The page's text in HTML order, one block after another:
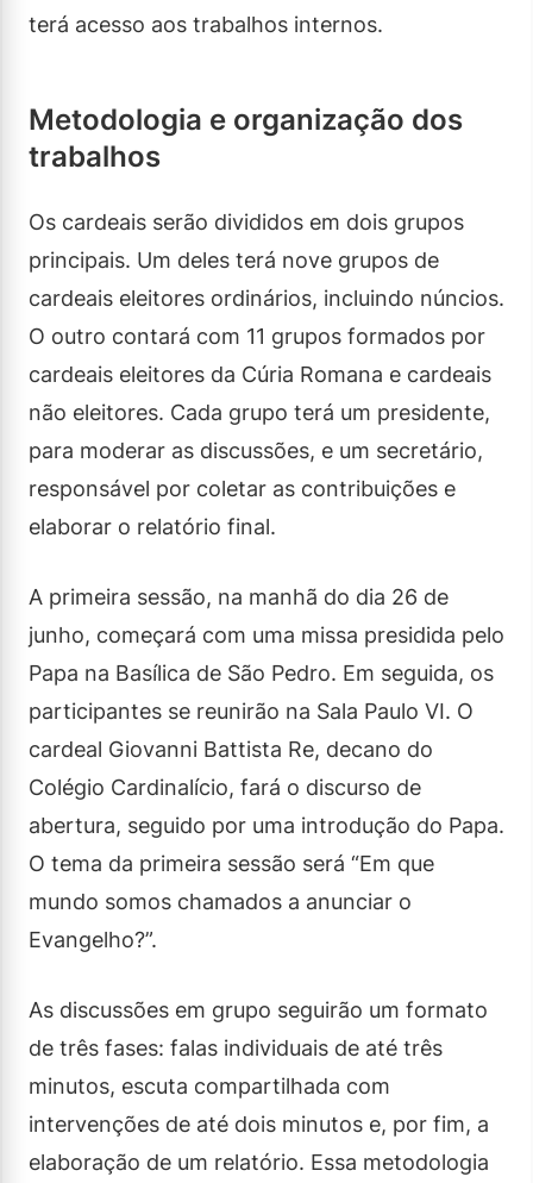
terá acesso aos trabalhos internos.
Metodologia e organização dos
trabalhos
Os cardeais serão divididos em dois grupos
principais. Um deles terá nove grupos de
cardeais eleitores ordinários, incluindo núncios.
O outro contará com 11 grupos formados por
cardeais eleitores da Cúria Romana e cardeais
não eleitores. Cada grupo terá um presidente,
para moderar as discussões, e um secretário,
responsável por coletar as contribuições e
elaborar o relatório final.
A primeira sessão, na manhã do dia 26 de
junho, começará com uma missa presidida pelo
Papa na Basílica de São Pedro. Em seguida, os
participantes se reunirão na Sala Paulo VI. O
cardeal Giovanni Battista Re, decano do
Colégio Cardinalício, fará o discurso de
abertura, seguido por uma introdução do Papa.
O tema da primeira sessão será “Em que
mundo somos chamados a anunciar o
Evangelho?”.
As discussões em grupo seguirão um formato
de três fases: falas individuais de até três
minutos, escuta compartilhada com
intervenções de até dois minutos e, por fim, a
elaboração de um relatório. Essa metodologia